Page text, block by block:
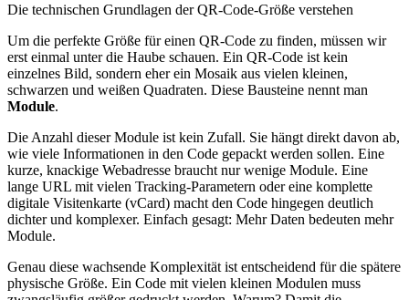
Die technischen Grundlagen der QR‑Code‑Größe verstehen
Um die perfekte Größe für einen QR‑Code zu finden, müssen wir
erst einmal unter die Haube schauen. Ein QR‑Code ist kein
einzelnes Bild, sondern eher ein Mosaik aus vielen kleinen,
schwarzen und weißen Quadraten. Diese Bausteine nennt man
Module.
Die Anzahl dieser Module ist kein Zufall. Sie hängt direkt davon ab,
wie viele Informationen in den Code gepackt werden sollen. Eine
kurze, knackige Webadresse braucht nur wenige Module. Eine
lange URL mit vielen Tracking-Parametern oder eine komplette
digitale Visitenkarte (vCard) macht den Code hingegen deutlich
dichter und komplexer. Einfach gesagt: Mehr Daten bedeuten mehr
Module.
Genau diese wachsende Komplexität ist entscheidend für die spätere
physische Größe. Ein Code mit vielen kleinen Modulen muss